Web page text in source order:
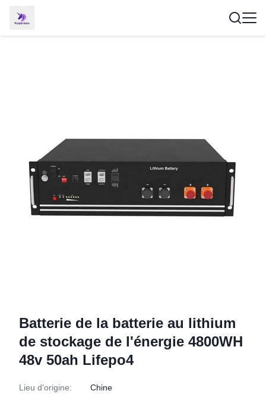
Batterie de la batterie au lithium
de stockage de l'énergie 4800WH
48v 50ah Lifepo4
Lieu d'origine: Chine